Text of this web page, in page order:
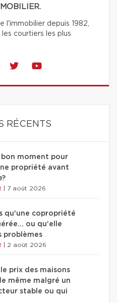
l'immobilier depuis 1982,
courtiers les plus
RÉCENTS
bon moment pour
propriété avant
7 août 2026
qu'une copropriété
ou qu'elle
problèmes
2 août 2026
prix des maisons
même malgré un
stable ou qui